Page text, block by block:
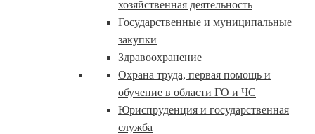
хозяйственная деятельность
Государственные и муниципальные
закупки
Здравоохранение
Охрана труда, первая помощь и
обучение в области ГО и ЧС
Юриспруденция и государственная
служба